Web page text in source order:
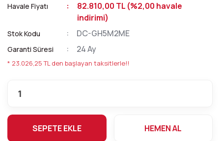
Havale Fiyatı
82.810,00 TL (%2,00 havale
indirimi)
Stok Kodu DC-GH5M2ME
Garanti Süresi 24 Ay
* 23.026,25 TL den başlayan taksitlerle!!
SEPETE EKLE HEMEN AL